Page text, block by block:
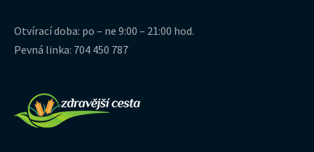
Otvírací doba: po – ne 9:00 – 21:00 hod.
Pevná linka: 704 450 787